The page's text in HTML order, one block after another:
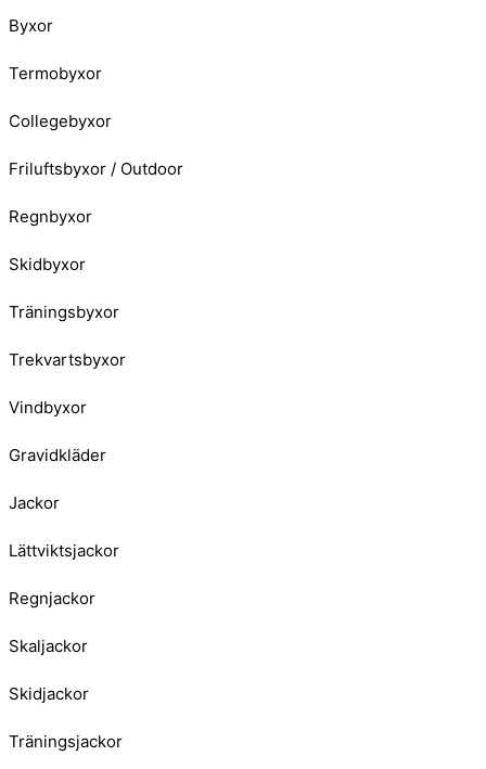
Byxor
Termobyxor
Collegebyxor
Friluftsbyxor / Outdoor
Regnbyxor
Skidbyxor
Träningsbyxor
Trekvartsbyxor
Vindbyxor
Gravidkläder
Jackor
Lättviktsjackor
Regnjackor
Skaljackor
Skidjackor
Träningsjackor